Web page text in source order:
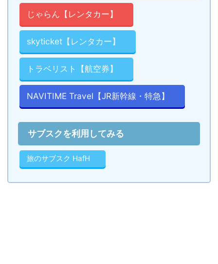
じゃらん【レンタカー】
skyticket【レンタカー】
トラベリスト【航空券】
NAVITIME Travel【JR新幹線・特急】
サブスクを利用してみる
旅のサブスク HafH